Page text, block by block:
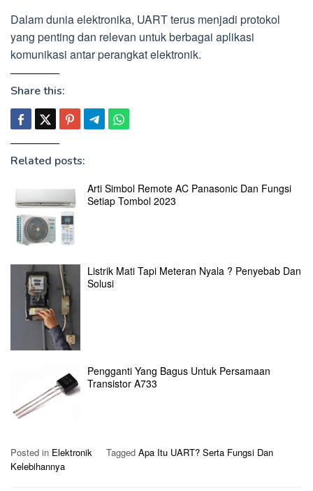
Dalam dunia elektronika, UART terus menjadi protokol
yang penting dan relevan untuk berbagai aplikasi
komunikasi antar perangkat elektronik.
Share this:
Related posts:
Arti Simbol Remote AC Panasonic Dan Fungsi
Setiap Tombol 2023
Listrik Mati Tapi Meteran Nyala ? Penyebab Dan
Solusi
Pengganti Yang Bagus Untuk Persamaan
Transistor A733
Posted in Elektronik Tagged Apa Itu UART? Serta Fungsi Dan
Kelebihannya